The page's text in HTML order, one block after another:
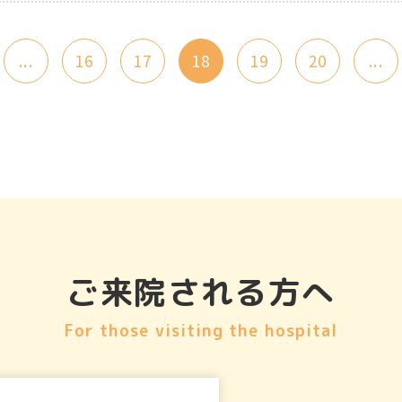
... 16 17 18 19 20 ...
ご来院される方へ
For those visiting the hospital